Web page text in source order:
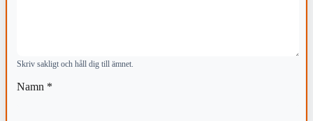
Skriv sakligt och håll dig till ämnet.
Namn *